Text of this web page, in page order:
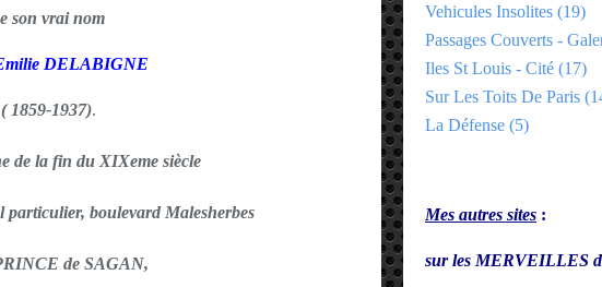
son vrai nom
DELABIGNE
( 1859-1937).
de la fin du XIXeme siècle
boulevard Malesherbes
de SAGAN,
Vehicules Insolites (19)
Passages Couverts -
Iles St Louis - Cité (17)
Sur Les Toits De Paris
La Défense (5)
Mes autres sites :
sur les MERVEILLES